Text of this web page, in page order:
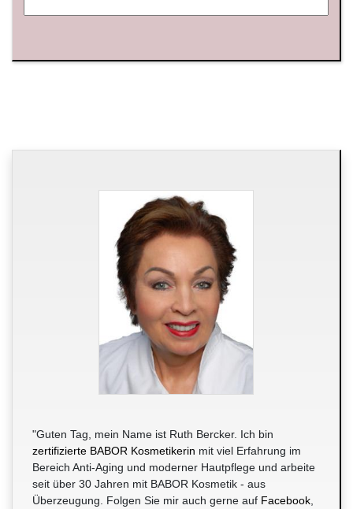
"Guten Tag, mein Name ist Ruth Bercker. Ich bin
zertifizierte BABOR Kosmetikerin mit viel Erfahrung im
Bereich Anti-Aging und moderner Hautpflege und arbeite
seit über 30 Jahren mit BABOR Kosmetik - aus
Überzeugung. Folgen Sie mir auch gerne auf Facebook